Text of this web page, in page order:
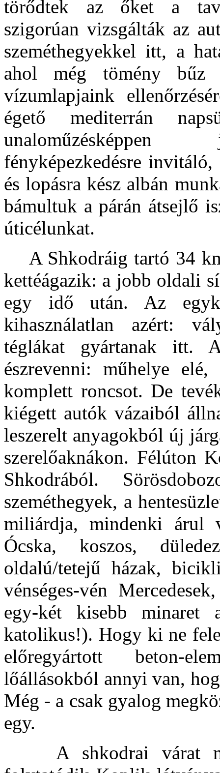
törődtek az őket a
szigorúan vizsgálták az
szeméthegyekkel itt, a
ahol még tömény
vízumlapjaink
égető mediterrán
unaloműzésképpen
fényképezkedésre
és lopásra kész albán
bámultuk a párán átsejlő
úticélunkat.
A Shkodráig tartó 34
kettéágazik: a jobb oldali
egy idő után. Az
kihasználatlan azért:
téglákat gyártanak itt.
észrevenni: műhelye
komplett roncsot. De
kiégett autók vázaiból
leszerelt anyagokból új
szerelőaknákon. Félúton
Shkodrából.
szeméthegyek, a
miliárdja, mindenki árul
Ócska, koszos,
oldalú/tetejű házak,
vénséges-vén
egy-két kisebb minaret
katolikus!). Hogy ki ne
előregyártott beton-
lőállásokból annyi van,
Még - a csak gyalog
egy.
A shkodrai várat